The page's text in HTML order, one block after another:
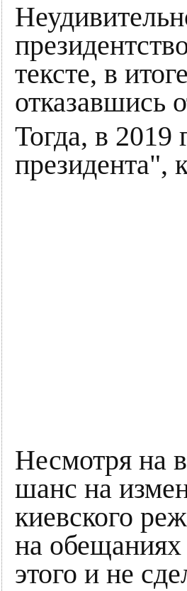
тексте, в
отказавшись
Тогда, в 2019
президента",
Несмотря на
шанс на
киевского
на обещаниях
этого и не